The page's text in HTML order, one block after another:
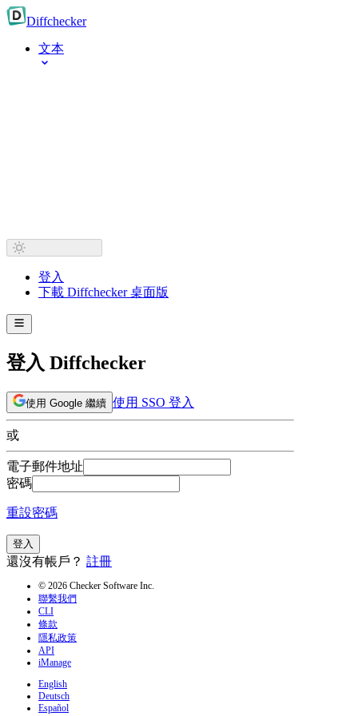
Diffchecker
文本
登入
下載 Diffchecker 桌面版
登入 Diffchecker
使用 Google 繼續 使用 SSO 登入
或
電子郵件地址
密碼
重設密碼
登入
還沒有帳戶？ 註冊
© 2026 Checker Software Inc.
聯繫我們
CLI
條款
隱私政策
API
iManage
English
Deutsch
Español